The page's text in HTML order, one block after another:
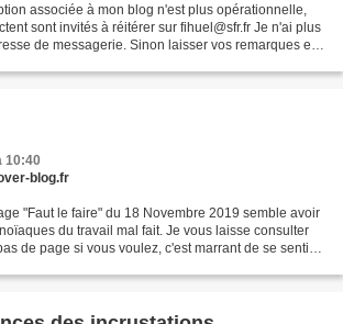
associée à mon blog n'est plus opérationnelle,
sont invités à réitérer sur fihuel@sfr.fr Je n'ai plus
de messagerie. Sinon laisser vos remarques et
10:40
blog.fr
"Faut le faire" du 18 Novembre 2019 semble avoir
du travail mal fait. Je vous laisse consulter
de page si vous voulez, c'est marrant de se sentir